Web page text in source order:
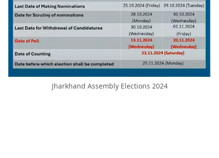
Jharkhand Assembly Elections 2024